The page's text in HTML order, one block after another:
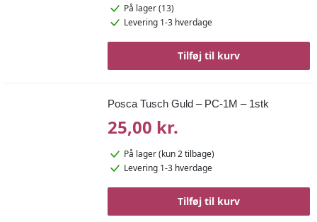
På lager (13)
Levering 1-3 hverdage
Tilføj til kurv
Posca Tusch Guld – PC-1M – 1stk
25,00 kr.
På lager(kun 2 tilbage)
Levering 1-3 hverdage
Tilføj til kurv